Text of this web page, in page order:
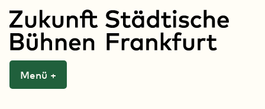
Zum
Inhalt
springen
Zukunft Städtische
Menü +